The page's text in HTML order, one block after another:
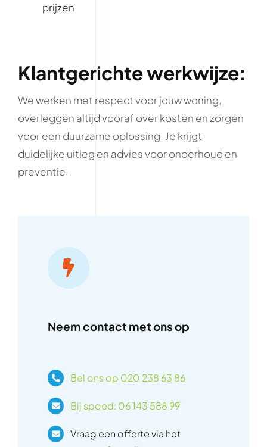
prijzen
Klantgerichte werkwijze:
We werken met respect voor jouw woning,
overleggen altijd vooraf over kosten en zorgen
voor een duurzame oplossing. Je krijgt
duidelijke uitleg en advies voor onderhoud en
preventie.
Neem contact met ons op
Bel ons op 020 238 63 86
Bij spoed: 06 143 588 99
Vraag een offerte via het